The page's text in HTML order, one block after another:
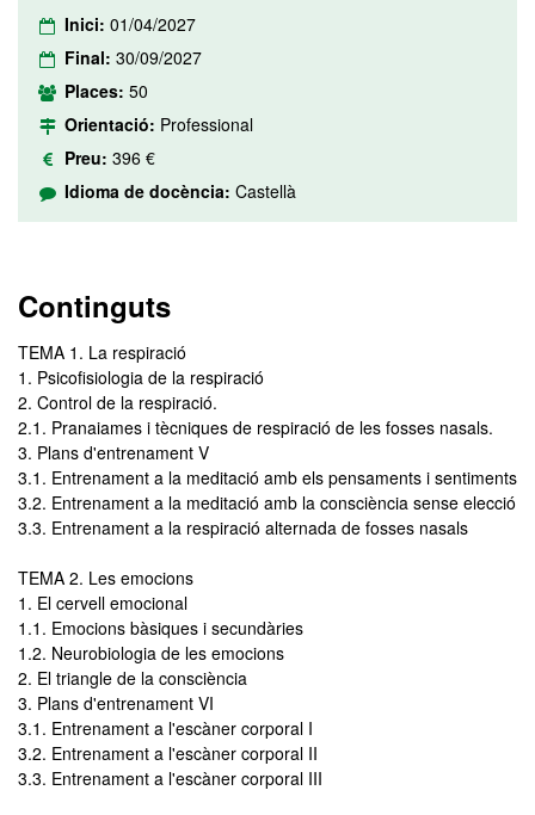
Inici: 01/04/2027
Final: 30/09/2027
Places: 50
Orientació: Professional
Preu: 396 €
Idioma de docència: Castellà
Continguts
TEMA 1. La respiració
1. Psicofisiologia de la respiració
2. Control de la respiració.
2.1. Pranaiames i tècniques de respiració de les fosses nasals.
3. Plans d'entrenament V
3.1. Entrenament a la meditació amb els pensaments i sentiments
3.2. Entrenament a la meditació amb la consciència sense elecció
3.3. Entrenament a la respiració alternada de fosses nasals
TEMA 2. Les emocions
1. El cervell emocional
1.1. Emocions bàsiques i secundàries
1.2. Neurobiologia de les emocions
2. El triangle de la consciència
3. Plans d'entrenament VI
3.1. Entrenament a l'escàner corporal I
3.2. Entrenament a l'escàner corporal II
3.3. Entrenament a l'escàner corporal III